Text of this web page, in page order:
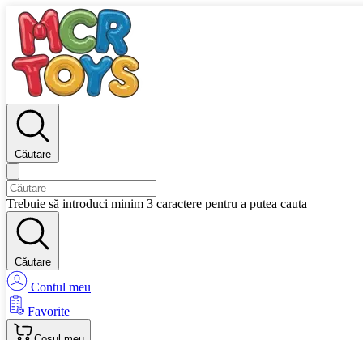
Căutare
Trebuie să introduci minim 3 caractere pentru a putea cauta
Căutare
Contul meu
Favorite